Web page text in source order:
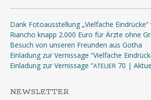
Dank Fotoausstellung „Vielfache
Riancho knapp 2.000 Euro für Ärzte ohne
Besuch von unseren Freunden aus Gotha
Einladung zur Vernissage “Vielfache
Einladung zur Vernissage “ATELIER 70 |
NEWSLETTER